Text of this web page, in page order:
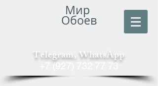
Мир
Обоев
Telegram, WhatsApp
+7 (927) 732 77 73